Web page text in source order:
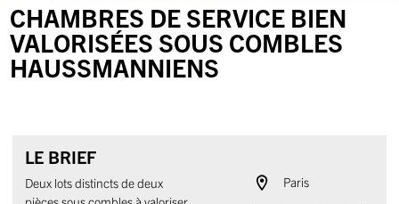
CHAMBRES DE SERVICE BIEN
VALORISÉES SOUS COMBLES
HAUSSMANNIENS
LE BRIEF
Deux lots distincts de deux
Paris